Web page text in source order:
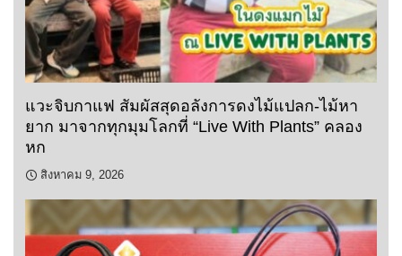
แวะจิบกาแฟ สัมผัสสุดอลังการดงไม้แปลก-ไม้หา
ยาก มาจากทุกมุมโลกที่ “Live With Plants” คลอง
หก
สิงหาคม 9, 2026